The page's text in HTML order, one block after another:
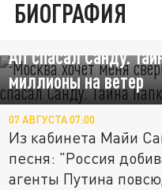
БИОГРАФИЯ
АП спасал Санду.
миллионы на ветер
07 АВГУСТА 07:00
Из кабинета Майи
песня: "Россия
агенты Путина